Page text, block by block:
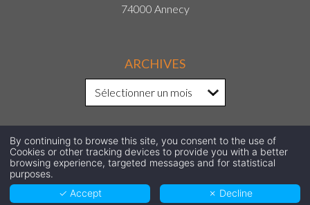
74000 Annecy
ARCHIVES
SUIVEZ-NOUS SUR LES RÉSEAUX
FacebookInstagram
LinkedIn
By continuing to browse this site, you consent to the use of
Cookies or other tracking devices to provide you with a better
browsing experience, targeted messages and for statistical
purposes.
✓ Accept
✗ Decline